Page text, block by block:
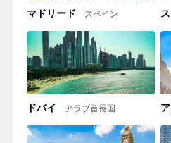
マドリード スペイン
ドバイ アラブ首長国